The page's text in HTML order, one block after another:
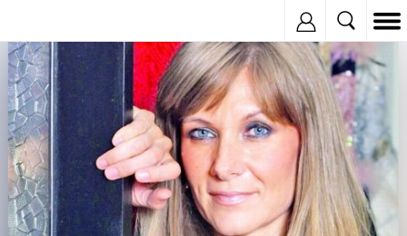
© Copyright: